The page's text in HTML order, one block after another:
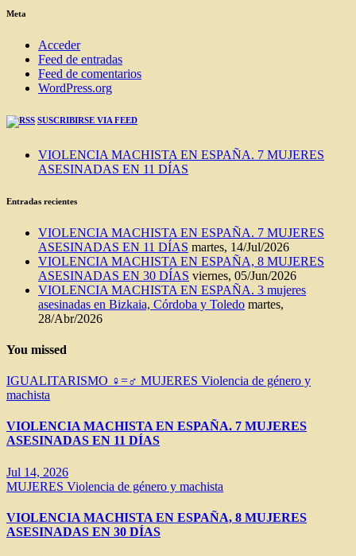
BLOG
Meta
Acceder
Feed de entradas
Feed de comentarios
WordPress.org
SUSCRIBIRSE VIA FEED
VIOLENCIA MACHISTA EN ESPAÑA. 7 MUJERES
ASESINADAS EN 11 DÍAS
Entradas recientes
VIOLENCIA MACHISTA EN ESPAÑA. 7 MUJERES
ASESINADAS EN 11 DÍAS martes, 14/Jul/2026
VIOLENCIA MACHISTA EN ESPAÑA, 8 MUJERES
ASESINADAS EN 30 DÍAS viernes, 05/Jun/2026
VIOLENCIA MACHISTA EN ESPAÑA. 3 mujeres
asesinadas en Bizkaia, Córdoba y Toledo martes,
28/Abr/2026
You missed
IGUALITARISMO ♀=♂ MUJERES Violencia de género y
machista
VIOLENCIA MACHISTA EN ESPAÑA. 7 MUJERES
ASESINADAS EN 11 DÍAS
Jul 14, 2026
MUJERES Violencia de género y machista
VIOLENCIA MACHISTA EN ESPAÑA, 8 MUJERES
ASESINADAS EN 30 DÍAS